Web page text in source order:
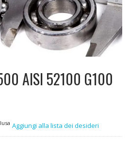
AISI 52100 G100
Aggiungi alla lista dei desideri